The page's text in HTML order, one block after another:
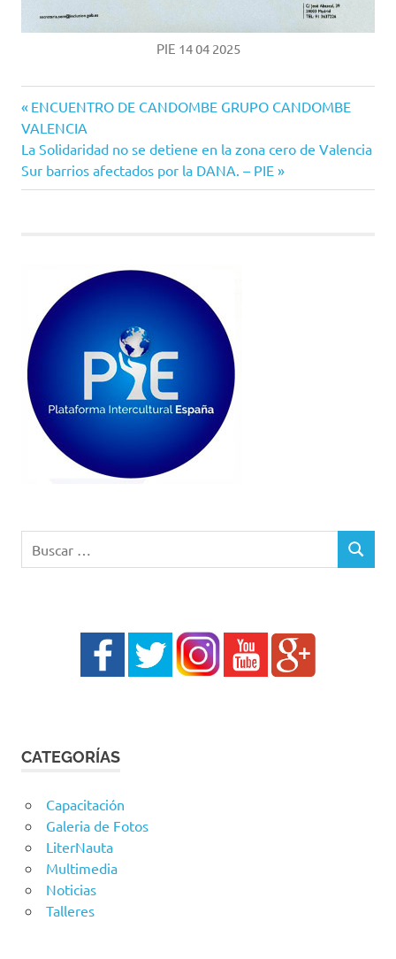
PIE 14 04 2025
Navegación
de
entradas
Entrada
anterior:
ENCUENTRO DE CANDOMBE GRUPO CANDOMBE
VALENCIA
Siguiente
entrada:
La Solidaridad no se detiene en la zona cero de Valencia
Sur barrios afectados por la DANA. – PIE
BUSCAR
CATEGORÍAS
Capacitación
Galeria de Fotos
LiterNauta
Multimedia
Noticias
Talleres